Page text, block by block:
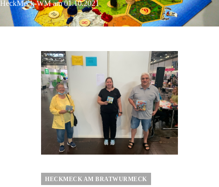
HeckMeck-WM am 01.10.2021
HECKMECK AM BRATWURMECK